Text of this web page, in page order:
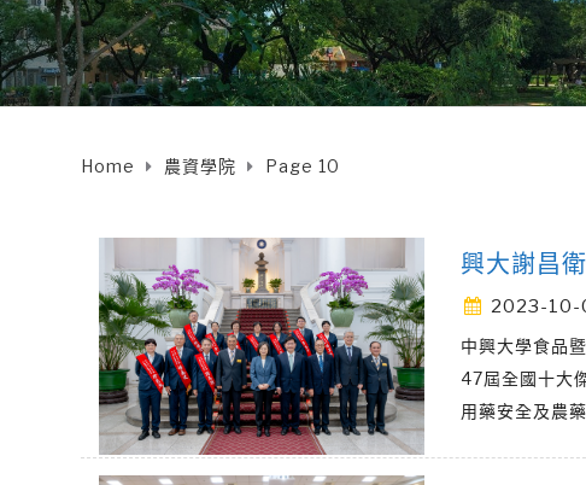
Home 農資學院 Page 10
興大謝昌
2023-10-
中興大學食品
47屆全國十大
用藥安全及農